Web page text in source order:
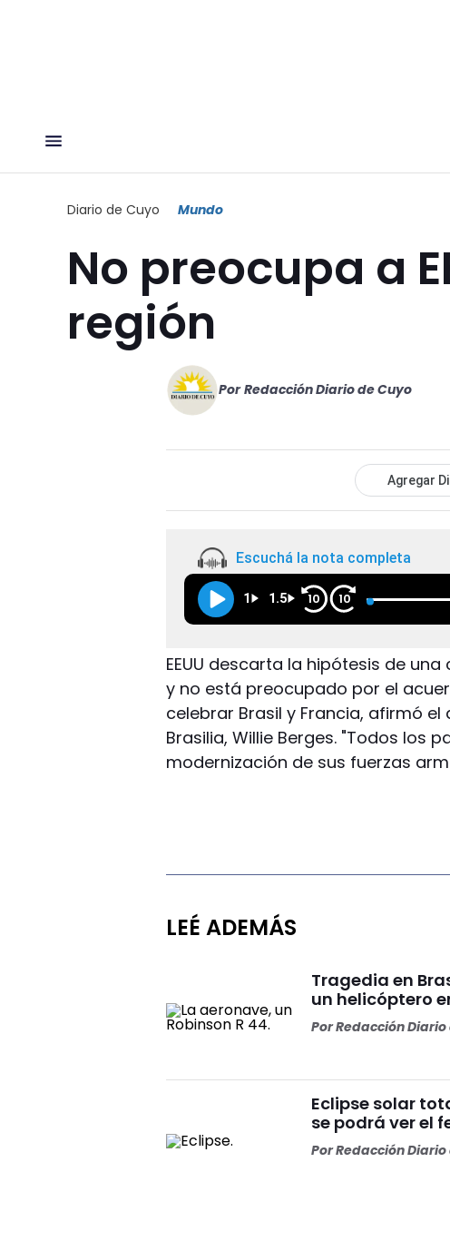
Diario de Cuyo Mundo
No preocupa a
región
Por Redacción Diario de Cuyo
Agregar
Escuchá la nota completa
1 1.5 10 10
EEUU descarta la hipótesis de
y no está preocupado por el
celebrar Brasil y Francia, afirmó
Brasilia, Willie Berges. "Todos los
modernización de sus fuerzas
LEÉ ADEMÁS
Tragedia en
un helicóptero
PorRedacción Diario
Eclipse solar
se podrá ver el
PorRedacción Diario